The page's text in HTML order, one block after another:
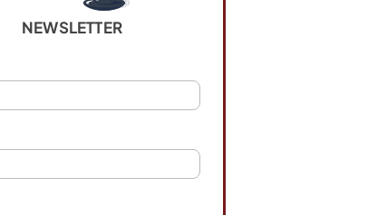
NEWSLETTER